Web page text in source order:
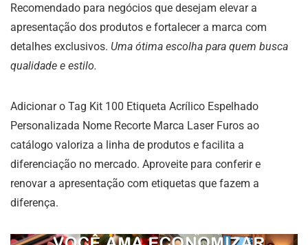
Recomendado para negócios que desejam elevar a
apresentação dos produtos e fortalecer a marca com
detalhes exclusivos. Uma ótima escolha para quem busca
qualidade e estilo.
Adicionar o Tag Kit 100 Etiqueta Acrílico Espelhado
Personalizada Nome Recorte Marca Laser Furos ao
catálogo valoriza a linha de produtos e facilita a
diferenciação no mercado. Aproveite para conferir e
renovar a apresentação com etiquetas que fazem a
diferença.